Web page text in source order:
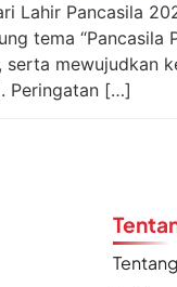
Lahir Pancasila
tema
mewujudkan
Peringatan […]
Tentang